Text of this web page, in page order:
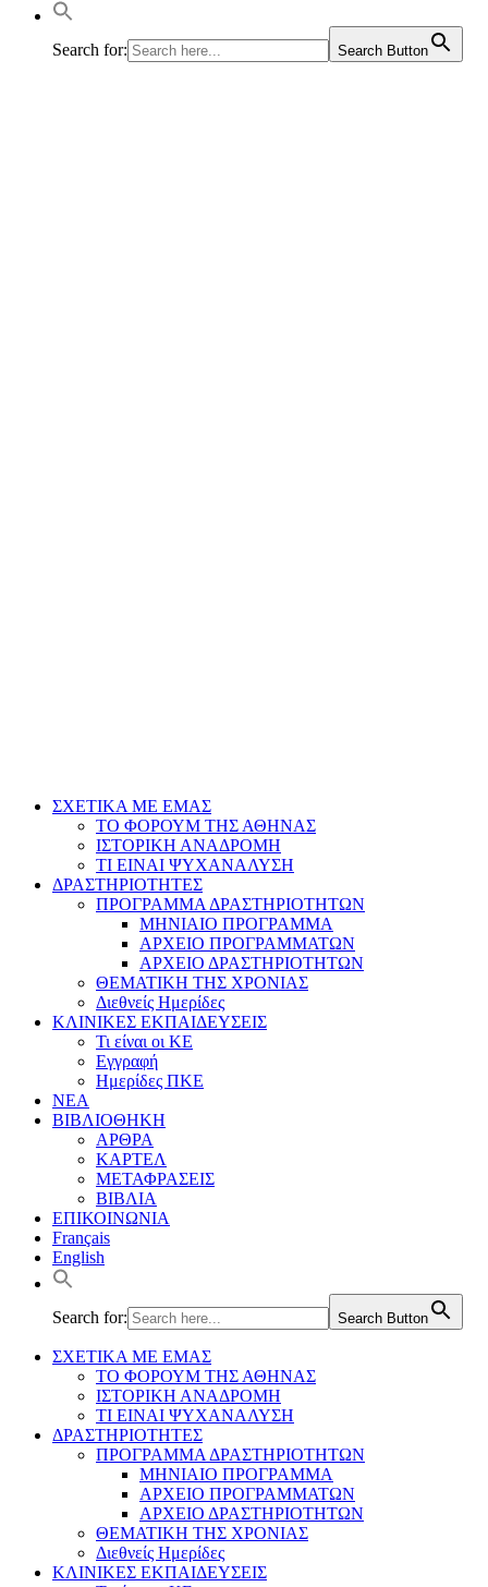
Search for: Search Button
ΣΧΕΤΙΚΑ ΜΕ ΕΜΑΣ
ΤΟ ΦΟΡΟΥΜ ΤΗΣ ΑΘΗΝΑΣ
ΙΣΤΟΡΙΚΗ ΑΝΑΔΡΟΜΗ
ΤΙ ΕΙΝΑΙ ΨΥΧΑΝΑΛΥΣΗ
ΔΡΑΣΤΗΡΙΟΤΗΤΕΣ
ΠΡΟΓΡΑΜΜΑ ΔΡΑΣΤΗΡΙΟΤΗΤΩΝ
ΜΗΝΙΑΙΟ ΠΡΟΓΡΑΜΜΑ
ΑΡΧΕΙΟ ΠΡΟΓΡΑΜΜΑΤΩΝ
ΑΡΧΕΙΟ ΔΡΑΣΤΗΡΙΟΤΗΤΩΝ
ΘΕΜΑΤΙΚΗ ΤΗΣ ΧΡΟΝΙΑΣ
Διεθνείς Ημερίδες
ΚΛΙΝΙΚΕΣ ΕΚΠΑΙΔΕΥΣΕΙΣ
Τι είναι οι ΚΕ
Εγγραφή
Ημερίδες ΠΚΕ
ΝΕΑ
ΒΙΒΛΙΟΘΗΚΗ
ΑΡΘΡΑ
ΚΑΡΤΕΛ
ΜΕΤΑΦΡΑΣΕΙΣ
ΒΙΒΛΙΑ
ΕΠΙΚΟΙΝΩΝΙΑ
Français
English
Search for: Search Button
ΣΧΕΤΙΚΑ ΜΕ ΕΜΑΣ
ΤΟ ΦΟΡΟΥΜ ΤΗΣ ΑΘΗΝΑΣ
ΙΣΤΟΡΙΚΗ ΑΝΑΔΡΟΜΗ
ΤΙ ΕΙΝΑΙ ΨΥΧΑΝΑΛΥΣΗ
ΔΡΑΣΤΗΡΙΟΤΗΤΕΣ
ΠΡΟΓΡΑΜΜΑ ΔΡΑΣΤΗΡΙΟΤΗΤΩΝ
ΜΗΝΙΑΙΟ ΠΡΟΓΡΑΜΜΑ
ΑΡΧΕΙΟ ΠΡΟΓΡΑΜΜΑΤΩΝ
ΑΡΧΕΙΟ ΔΡΑΣΤΗΡΙΟΤΗΤΩΝ
ΘΕΜΑΤΙΚΗ ΤΗΣ ΧΡΟΝΙΑΣ
Διεθνείς Ημερίδες
ΚΛΙΝΙΚΕΣ ΕΚΠΑΙΔΕΥΣΕΙΣ